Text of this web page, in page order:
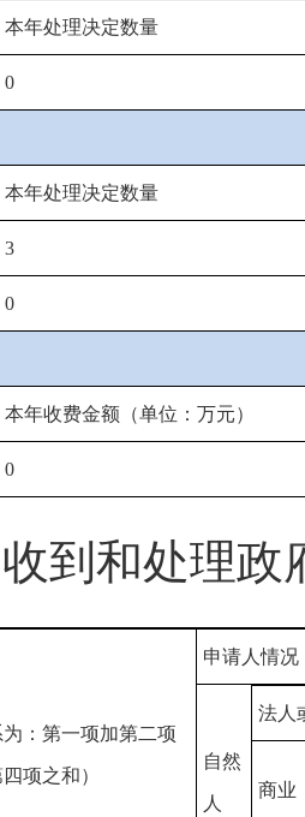
本年处理决定数量
0
本年处理决定数量
3
0
本年收费金额（单位：万元）
0
到和处理政
为：第一项加第二项
项之和）
申请人情况
自然
人
法人
商业